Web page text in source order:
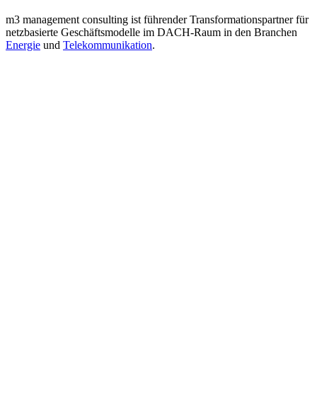
m3 management consulting ist führender Transformationspartner für
netzbasierte Geschäftsmodelle im DACH-Raum in den Branchen
Energie und Telekommunikation.